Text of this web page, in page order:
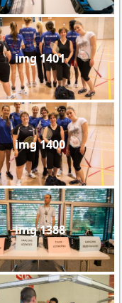
img 1401
img 1400
img 1388